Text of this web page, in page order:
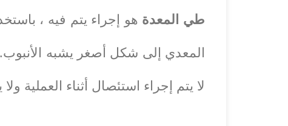
طي المعدة هو إجراء يتم فيه ،
المعدي إلى شكل أصغر يشبه الأنبوب.
لا يتم إجراء استئصال أثناء